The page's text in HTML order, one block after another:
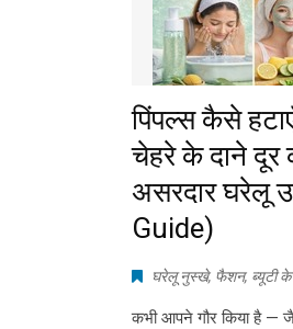
पिंपल्स कैसे
चेहरे के दाने
असरदार घरेलू
Guide)
घरेलू नुस्खे, फैशन, ब्यूटी
कभी आपने गौर किया है —